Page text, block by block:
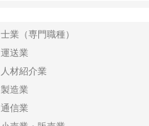
士業（専門職種）
運送業
人材紹介業
製造業
通信業